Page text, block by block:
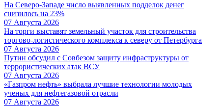
На Северо-Западе число выявленных подделок денег
снизилось на 23%
07 Августа 2026
На торги выставят земельный участок для строительства
торгово-логистического комплекса к северу от Петербурга
07 Августа 2026
Путин обсудил с Совбезом защиту инфраструктуры от
террористических атак ВСУ
07 Августа 2026
«Газпром нефть» выбрала лучшие технологии молодых
ученых для нефтегазовой отрасли
07 Августа 2026